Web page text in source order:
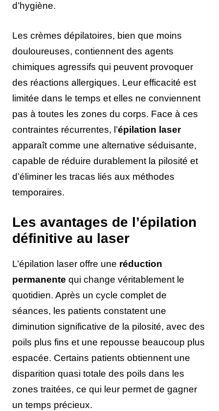
d’hygiène.
Les crèmes dépilatoires, bien que moins
douloureuses, contiennent des agents
chimiques agressifs qui peuvent provoquer
des réactions allergiques. Leur efficacité est
limitée dans le temps et elles ne conviennent
pas à toutes les zones du corps. Face à ces
contraintes récurrentes, l’épilation laser
apparaît comme une alternative séduisante,
capable de réduire durablement la pilosité et
d’éliminer les tracas liés aux méthodes
temporaires.
Les avantages de l’épilation
définitive au laser
L’épilation laser offre une réduction
permanente qui change véritablement le
quotidien. Après un cycle complet de
séances, les patients constatent une
diminution significative de la pilosité, avec des
poils plus fins et une repousse beaucoup plus
espacée. Certains patients obtiennent une
disparition quasi totale des poils dans les
zones traitées, ce qui leur permet de gagner
un temps précieux.